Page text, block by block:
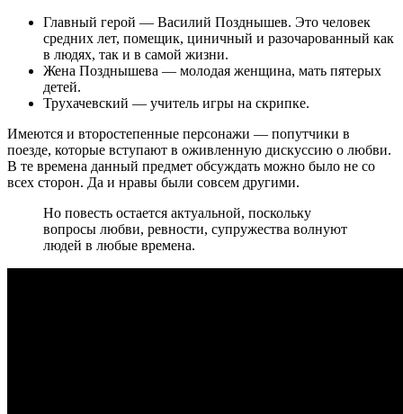
Главный герой — Василий Позднышев. Это человек
средних лет, помещик, циничный и разочарованный как
в людях, так и в самой жизни.
Жена Позднышева — молодая женщина, мать пятерых
детей.
Трухачевский — учитель игры на скрипке.
Имеются и второстепенные персонажи — попутчики в
поезде, которые вступают в оживленную дискуссию о любви.
В те времена данный предмет обсуждать можно было не со
всех сторон. Да и нравы были совсем другими.
Но повесть остается актуальной, поскольку
вопросы любви, ревности, супружества волнуют
людей в любые времена.